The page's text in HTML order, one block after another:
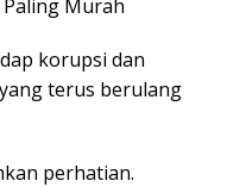
Murah
korupsi dan
terus berulang
perhatian.